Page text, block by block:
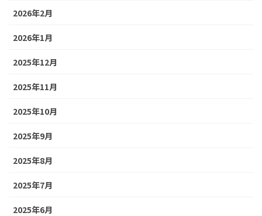
2026年2月
2026年1月
2025年12月
2025年11月
2025年10月
2025年9月
2025年8月
2025年7月
2025年6月